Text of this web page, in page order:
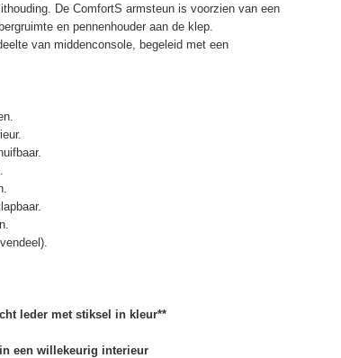
De ComfortS armsteun is voorzien van een
en pennenhouder aan de klep.
van middenconsole, begeleid met een
leder met stiksel in kleur**
in een willekeurig interieur